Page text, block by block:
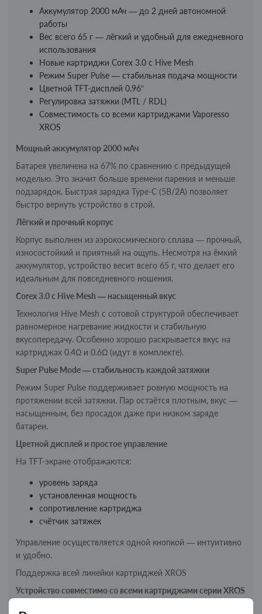
Аккумулятор 2000 мАч — до 2 дней автономной
работы
Вес всего 65 г — лёгкий и удобный для ежедневного
использования
Новые картриджи Corex 3.0 с Hive Mesh
Режим Super Pulse — стабильная подача мощности
Цветной TFT-дисплей 0.96”
Регулировка затяжки (MTL / RDL)
Совместимость со всеми картриджами Vaporesso
XROS
Мощный аккумулятор 2000 мАч
Батарея увеличена на 67% по сравнению с предыдущей
моделью. Это значит больше времени парения и меньше
подзарядок. Быстрая зарядка Type-C (5В/2А) позволяет
быстро вернуть устройство в строй.
Лёгкий и прочный корпус
Корпус выполнен из аэрокосмического сплава — прочный,
износостойкий и приятный на ощупь. Несмотря на ёмкий
аккумулятор, устройство весит всего 65 г, что делает его
идеальным для повседневного ношения.
Corex 3.0 с Hive Mesh — насыщенный вкус
Технология Hive Mesh с сотовой структурой обеспечивает
равномерное нагревание жидкости и стабильную
вкусопередачу. Особенно хорошо раскрывается вкус на
картриджах 0.4Ω и 0.6Ω (идут в комплекте).
Super Pulse Mode — стабильность каждой затяжки
Режим Super Pulse поддерживает ровную мощность на
протяжении всей затяжки. Пар остаётся плотным, вкус —
насыщенным, без просадок даже при низком заряде
батареи.
Цветной дисплей и простое управление
На TFT-экране отображаются:
уровень заряда
установленная мощность
сопротивление картриджа
счётчик затяжек
Управление осуществляется одной кнопкой — интуитивно
и удобно.
Поддержка всей линейки картриджей XROS
Устройство совместимо со всеми картриджами серии XROS